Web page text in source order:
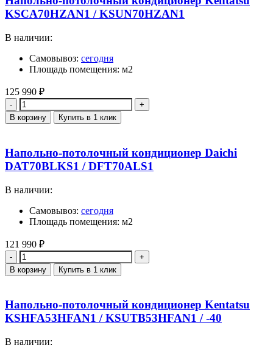
KSCA70HZAN1 / KSUN70HZAN1
В наличии:
Самовывоз: сегодня
Площадь помещения: м2
125 990 ₽
Количество
В корзину Купить в 1 клик
Напольно-потолочный кондиционер Daichi
DAT70BLKS1 / DFT70ALS1
В наличии:
Самовывоз: сегодня
Площадь помещения: м2
121 990 ₽
Количество
В корзину Купить в 1 клик
Напольно-потолочный кондиционер Kentatsu
KSHFA53HFAN1 / KSUTB53HFAN1 / -40
В наличии: